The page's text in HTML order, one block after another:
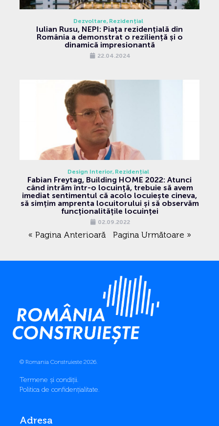
Dezvoltare Rezidențial
Iulian Rusu, NEPI: Piața rezidențială din
România a demonstrat o reziliență și o
dinamică impresionantă
22.04.2024
Design Interior Rezidențial
Fabian Freytag, Building HOME 2022: Atunci
când intrăm într-o locuință, trebuie să avem
imediat sentimentul că acolo locuiește cineva,
să simțim amprenta locuitorului și să observăm
funcționalitățile locuinței
02.09.2022
« Pagina Anterioară Pagina Următoare »
© Romania Construieste 2026.
Termene și condiții
Politica de confidențialitate
Adresa